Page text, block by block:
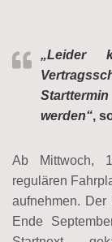
„Leider
werden“,
Ab Mittwoch,
regulären
aufnehmen.
Ende